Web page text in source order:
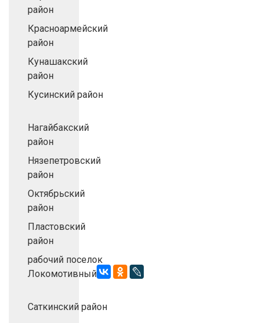
район
Красноармейский
район
Кунашакский
район
Кусинский район
Нагайбакский
район
Нязепетровский
район
Октябрьский
район
Пластовский
район
рабочий поселок
Локомотивный
Саткинский район